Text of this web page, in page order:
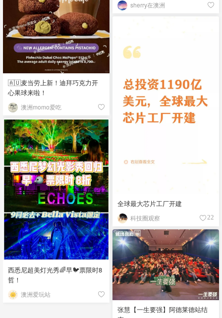
sherry在澳洲
🇦🇺麦当劳上新！迪拜巧克力开
心果球来啦！
澳洲momo爱吃
全球最大芯片工厂开建
科技圈观察 22
西悉尼超美灯光秀🌈早🐦票限时8
哲！
澳洲爱玩站
张慧【一生要强】阿德莱德站结